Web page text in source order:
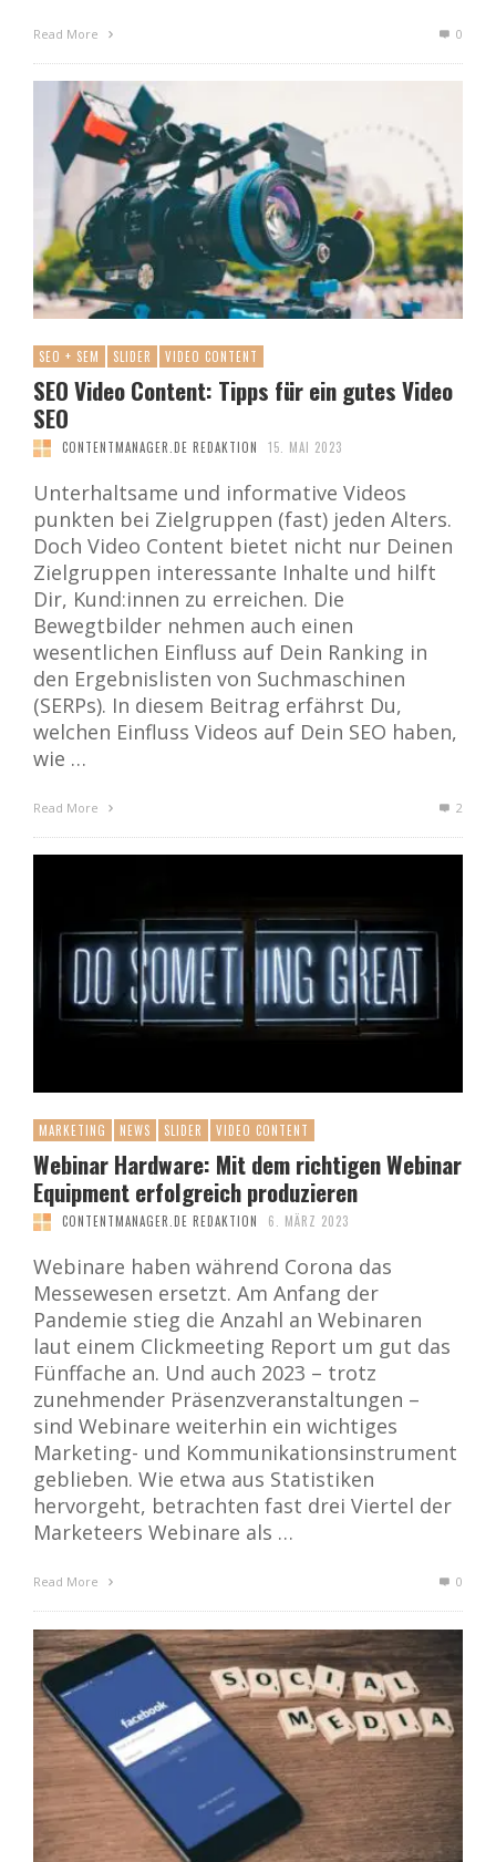
Read More 0
SEO + SEM SLIDER VIDEO CONTENT
SEO Video Content: Tipps für ein gutes Video
SEO
CONTENTMANAGER.DE REDAKTION 15. MAI 2023
Unterhaltsame und informative Videos
punkten bei Zielgruppen (fast) jeden Alters.
Doch Video Content bietet nicht nur Deinen
Zielgruppen interessante Inhalte und hilft
Dir, Kund:innen zu erreichen. Die
Bewegtbilder nehmen auch einen
wesentlichen Einfluss auf Dein Ranking in
den Ergebnislisten von Suchmaschinen
(SERPs). In diesem Beitrag erfährst Du,
welchen Einfluss Videos auf Dein SEO haben,
wie …
Read More 2
MARKETING NEWS SLIDER VIDEO CONTENT
Webinar Hardware: Mit dem richtigen Webinar
Equipment erfolgreich produzieren
CONTENTMANAGER.DE REDAKTION 6. MÄRZ 2023
Webinare haben während Corona das
Messewesen ersetzt. Am Anfang der
Pandemie stieg die Anzahl an Webinaren
laut einem Clickmeeting Report um gut das
Fünffache an. Und auch 2023 – trotz
zunehmender Präsenzveranstaltungen –
sind Webinare weiterhin ein wichtiges
Marketing- und Kommunikationsinstrument
geblieben. Wie etwa aus Statistiken
hervorgeht, betrachten fast drei Viertel der
Marketeers Webinare als …
Read More 0